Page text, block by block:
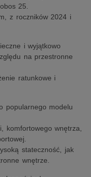
25.
z roczników 2024 i
i wyjątkowo
na przestronne
ratunkowe i
popularnego modelu
komfortowego wnętrza,
stateczność, jak
wnętrze.